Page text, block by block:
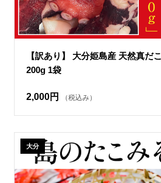
【訳あり】 大分姫島産 天然真だこ
200g 1袋
2,000円 （税込み）
大分